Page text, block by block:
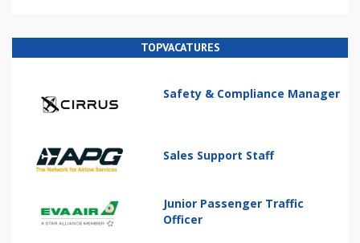
TOPVACATURES
Safety & Compliance Manager
Sales Support Staff
Junior Passenger Traffic
Officer